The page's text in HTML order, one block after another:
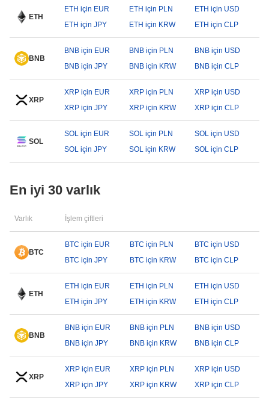
ETH
ETH için EUR ETH için PLN
ETH için USD
ETH için JPY
ETH için KRW ETH için CLP
BNB
BNB için EUR BNB için PLN
BNB için USD
BNB için JPY
BNB için KRW BNB için CLP
XRP
XRP için EUR XRP için PLN
XRP için USD
XRP için JPY
XRP için KRW XRP için CLP
SOL
SOL için EUR SOL için PLN
SOL için USD
SOL için JPY
SOL için KRW SOL için CLP
En iyi 30 varlık
Varlık İşlem çiftleri
BTC
BTC için EUR BTC için PLN
BTC için USD
BTC için JPY
BTC için KRW BTC için CLP
ETH
ETH için EUR ETH için PLN
ETH için USD
ETH için JPY
ETH için KRW ETH için CLP
BNB
BNB için EUR BNB için PLN
BNB için USD
BNB için JPY
BNB için KRW BNB için CLP
XRP
XRP için EUR XRP için PLN
XRP için USD
XRP için JPY
XRP için KRW XRP için CLP